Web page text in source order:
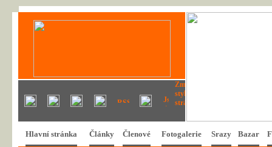
Hlavní stránka Články Členové Fotogalerie Srazy Bazar